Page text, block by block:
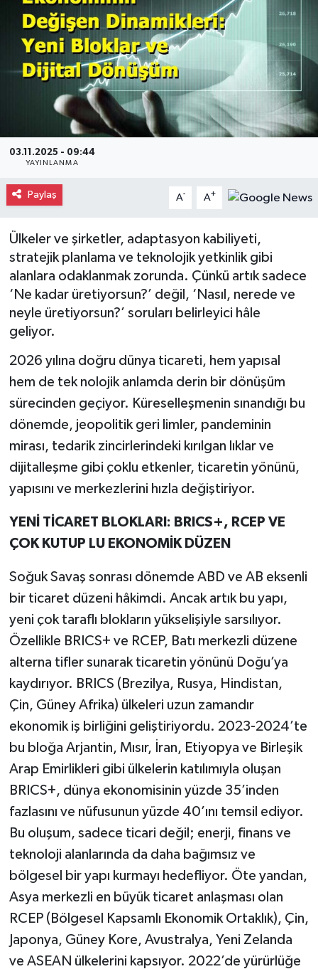
03.11.2025 - 09:44
YAYINLANMA
Paylaş A- A+
Ülkeler ve şirketler, adaptasyon kabiliyeti,
stratejik planlama ve teknolojik yetkinlik gibi
alanlara odaklanmak zorunda. Çünkü artık sadece
‘Ne kadar üretiyorsun?’ değil, ‘Nasıl, nerede ve
neyle üretiyorsun?’ soruları belirleyici hâle
geliyor.
2026 yılına doğru dünya ticareti, hem yapısal
hem de tek nolojik anlamda derin bir dönüşüm
sürecinden geçiyor. Küreselleşmenin sınandığı bu
dönemde, jeopolitik geri limler, pandeminin
mirası, tedarik zincirlerindeki kırılgan lıklar ve
dijitalleşme gibi çoklu etkenler, ticaretin yönünü,
yapısını ve merkezlerini hızla değiştiriyor.
YENİ TİCARET BLOKLARI: BRICS+, RCEP VE
ÇOK KUTUP LU EKONOMİK DÜZEN
Soğuk Savaş sonrası dönemde ABD ve AB eksenli
bir ticaret düzeni hâkimdi. Ancak artık bu yapı,
yeni çok taraflı blokların yükselişiyle sarsılıyor.
Özellikle BRICS+ ve RCEP, Batı merkezli düzene
alterna tifler sunarak ticaretin yönünü Doğu’ya
kaydırıyor. BRICS (Brezilya, Rusya, Hindistan,
Çin, Güney Afrika) ülkeleri uzun zamandır
ekonomik iş birliğini geliştiriyordu. 2023-2024’te
bu bloğa Arjantin, Mısır, İran, Etiyopya ve Birleşik
Arap Emirlikleri gibi ülkelerin katılımıyla oluşan
BRICS+, dünya ekonomisinin yüzde 35’inden
fazlasını ve nüfusunun yüzde 40’ını temsil ediyor.
Bu oluşum, sadece ticari değil; enerji, finans ve
teknoloji alanlarında da daha bağımsız ve
bölgesel bir yapı kurmayı hedefliyor. Öte yandan,
Asya merkezli en büyük ticaret anlaşması olan
RCEP (Bölgesel Kapsamlı Ekonomik Ortaklık), Çin,
Japonya, Güney Kore, Avustralya, Yeni Zelanda
ve ASEAN ülkelerini kapsıyor. 2022’de yürürlüğe
Gayrimenkul
Spor
Eğitim